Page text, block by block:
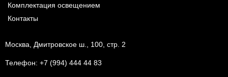
Комплектация освещением
Контакты
Москва, Дмитровское ш., 100, стр. 2
Телефон: +7 (994) 444 44 83